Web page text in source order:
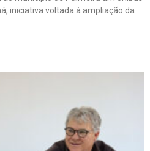
iniciativa voltada à ampliação da